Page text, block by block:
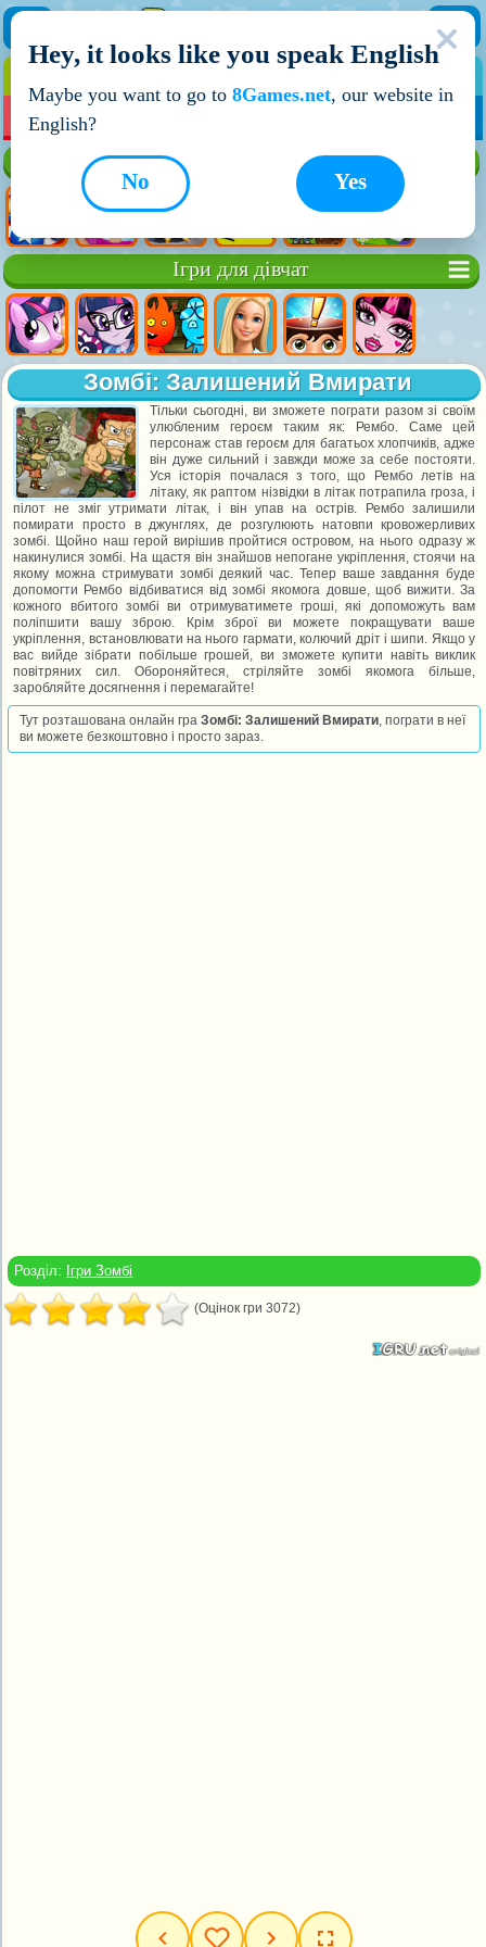
НОВІ ІГРИ
Ігри для дівчат
Зомбі: Залишений Вмирати
Тільки сьогодні, ви зможете пограти разом зі своїм
улюбленим героєм таким як: Рембо. Саме цей
персонаж став героєм для багатьох хлопчиків, адже
він дуже сильний і завжди може за себе постояти.
Уся історія почалася з того, що Рембо летів на
літаку, як раптом нізвідки в літак потрапила гроза, і
пілот не зміг утримати літак, і він упав на острів. Рембо залишили
помирати просто в джунглях, де розгулюють натовпи кровожерливих
зомбі. Щойно наш герой вирішив пройтися островом, на нього одразу ж
накинулися зомбі. На щастя він знайшов непогане укріплення, стоячи на
якому можна стримувати зомбі деякий час. Тепер ваше завдання буде
допомогти Рембо відбиватися від зомбі якомога довше, щоб вижити. За
кожного вбитого зомбі ви отримуватимете гроші, які допоможуть вам
поліпшити вашу зброю. Крім зброї ви можете покращувати ваше
укріплення, встановлювати на нього гармати, колючий дріт і шипи. Якщо у
вас вийде зібрати побільше грошей, ви зможете купити навіть виклик
повітряних сил. Обороняйтеся, стріляйте зомбі якомога більше,
заробляйте досягнення і перемагайте!
Тут розташована онлайн граЗомбі: Залишений Вмирати, пограти в неї
ви можете безкоштовно і просто зараз.
Розділ: Ігри Зомбі
(Оцінок гри 3072)
Hey, it looks like you speak English
Maybe you want to go to 8Games.net, our website in
English?
Yes
No